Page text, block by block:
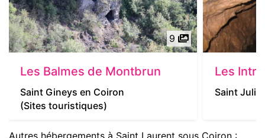
9
Les Balmes de Montbrun
Saint Gineys en Coiron
(Sites touristiques)
Les
Saint